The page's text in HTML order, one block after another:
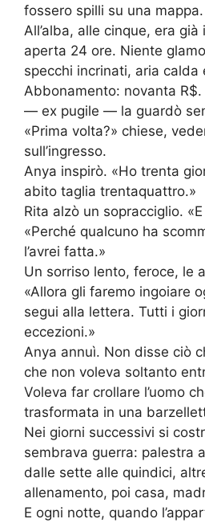
fossero spilli su una mappa.
All’alba, alle cinque, era
aperta 24 ore. Niente
specchi incrinati, aria calda
Abbonamento: novanta
— ex pugile — la guardò
«Prima volta?» chiese,
sull’ingresso.
Anya inspirò. «Ho trenta
abito taglia trentaquattro.»
Rita alzò un sopracciglio.
«Perché qualcuno ha
l’avrei fatta.»
Un sorriso lento, feroce, le
«Allora gli faremo ingoiare
segui alla lettera. Tutti i
eccezioni.»
Anya annuì. Non disse ciò
che non voleva soltanto
Voleva far crollare l’uomo
trasformata in una
Nei giorni successivi si
sembrava guerra: palestra
dalle sette alle quindici,
allenamento, poi casa,
E ogni notte, quando